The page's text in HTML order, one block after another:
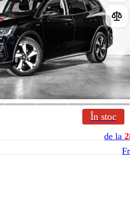
În stoc
de la